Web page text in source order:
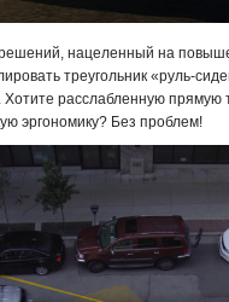
решений, нацеленный на
треугольник «руль-
расслабленную прямую
эргономику? Без проблем!